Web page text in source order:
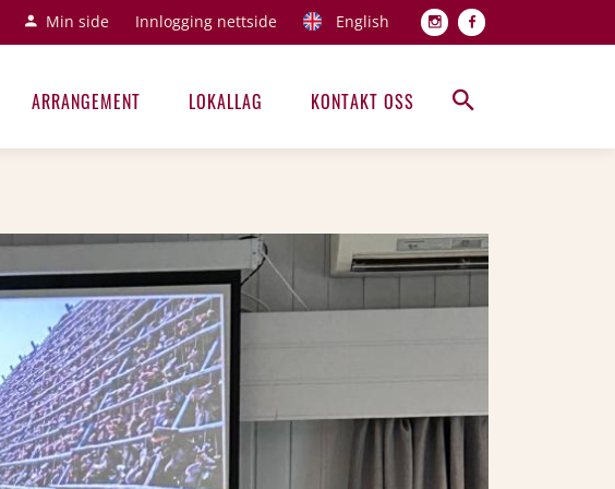
Topp
Min side Innlogging nettside English
Hovedmeny
ARRANGEMENT LOKALLAG KONTAKT OSS